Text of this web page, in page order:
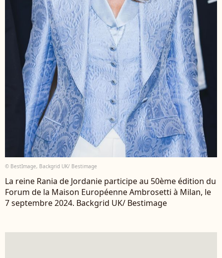
© BestImage, Backgrid UK/ Bestimage
La reine Rania de Jordanie participe au 50ème édition du
Forum de la Maison Européenne Ambrosetti à Milan, le
7 septembre 2024. Backgrid UK/ Bestimage